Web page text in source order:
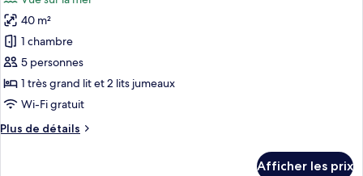
la
ville
sur
la
ville
les
photos
pour
ce
type
de
chambre :
Chambre
40 m²
1 chambre
5 personnes
1 très grand lit et 2 lits jumeaux
Wi-Fi gratuit
Plus de détails
Plus
Afficher les prix